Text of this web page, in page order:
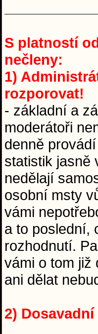
S platností
nečleny:
1)
rozporovat!
- základní a
moderátoři
denně
statistik jasně
nedělají
osobní msty
vámi
a to poslední,
rozhodnutí.
vámi o tom již
ani dělat
2)